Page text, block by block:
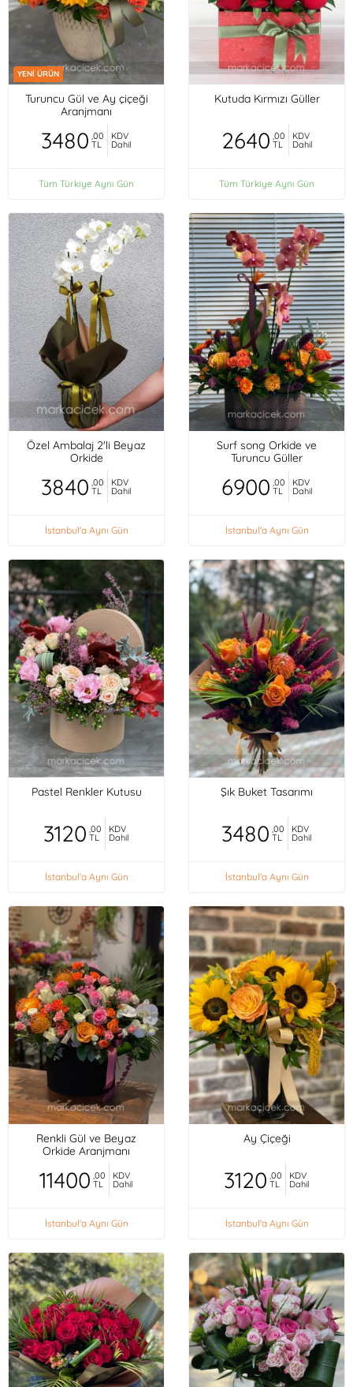
YENİ ÜRÜN
Turuncu Gül ve Ay çiçeği
Aranjmanı
3480 ,00
TL
KDV
Dahil
Tüm Türkiye Aynı Gün
Kutuda Kırmızı Güller
2640 ,00
TL
KDV
Dahil
Tüm Türkiye Aynı Gün
Özel Ambalaj 2'li Beyaz
Orkide
3840 ,00
TL
KDV
Dahil
İstanbul'a Aynı Gün
Surf song Orkide ve
Turuncu Güller
6900 ,00
TL
KDV
Dahil
İstanbul'a Aynı Gün
Pastel Renkler Kutusu
3120 ,00
TL
KDV
Dahil
İstanbul'a Aynı Gün
Şık Buket Tasarımı
3480 ,00
TL
KDV
Dahil
İstanbul'a Aynı Gün
Renkli Gül ve Beyaz
Orkide Aranjmanı
11400 ,00
TL
KDV
Dahil
İstanbul'a Aynı Gün
Ay Çiçeği
3120 ,00
TL
KDV
Dahil
İstanbul'a Aynı Gün